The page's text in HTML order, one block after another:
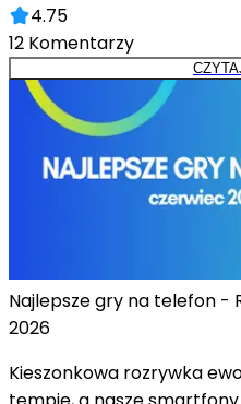
4.75
12 Komentarzy
Najlepsze gry na telefon -
2026
Kieszonkowa rozrywka